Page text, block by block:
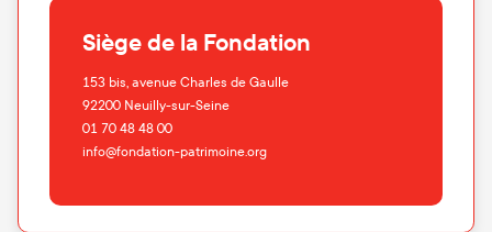
Siège de la Fondation
153 bis, avenue Charles de Gaulle
92200 Neuilly-sur-Seine
01 70 48 48 00
info@fondation-patrimoine.org